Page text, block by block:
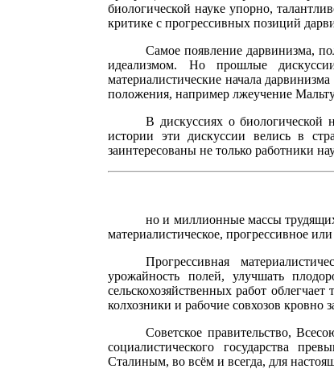
биологической науке упорно,
критике с прогрессивных позиций
Самое появление дарвинизма,
идеализмом. Но прошлые
материалистические начала
положения, например лжеучение
В дискуссиях о биологической
истории эти дискуссии велись в
заинтересованы не только работники
но и миллионные массы
материалистическое, прогрессивное
Прогрессивная
урожайность полей, улучшать
сельскохозяйственных работ
колхозники и рабочие совхозов кровно
Советское правительство,
социалистического государства
Сталиным, во всём и всегда, для